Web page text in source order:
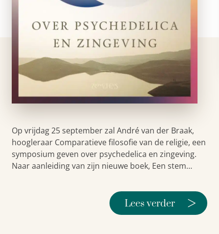
Op vrijdag 25 september zal André van der Braak,
hoogleraar Comparatieve filosofie van de religie, een
symposium geven over psychedelica en zingeving.
Naar aanleiding van zijn nieuwe boek, Een stem…
Lees verder >